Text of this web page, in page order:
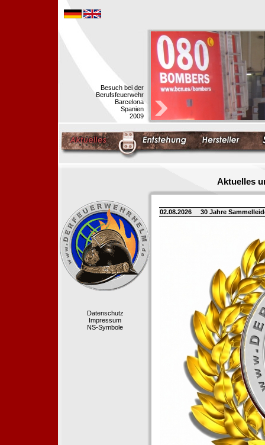
Besuch bei der
Berufsfeuerwehr
Barcelona
Spanien
2009
Aktuelles
Datenschutz
Impressum
NS-Symbole
02.08.2026 30 Jahre